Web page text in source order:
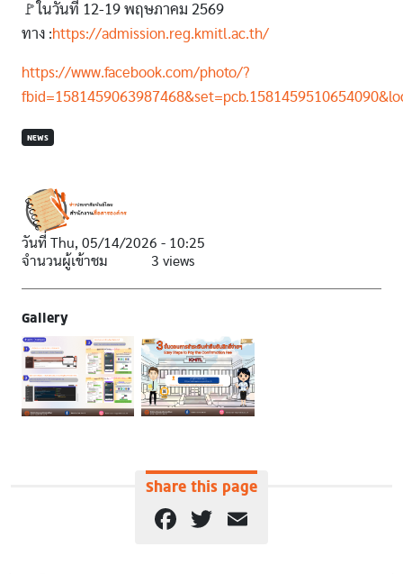
🚩ในวันที่ 12-19 พฤษภาคม 2569
ทาง :https://admission.reg.kmitl.ac.th/
https://www.facebook.com/photo/?
NEWS
วันที่ Thu, 05/14/2026 - 10:25
จำนวนผู้เข้าชม
3 views
Gallery
Share this page
Facebook
Twitter